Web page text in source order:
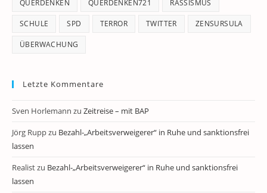
QUERDENKEN QUERDENKEN721 RASSISMUS
SCHULE SPD TERROR TWITTER ZENSURSULA
ÜBERWACHUNG
Letzte Kommentare
Sven Horlemann zu Zeitreise – mit BAP
Jörg Ruppzu Bezahl-„Arbeitsverweigerer“ in Ruhe und sanktionsfrei
lassen
Realistzu Bezahl-„Arbeitsverweigerer“ in Ruhe und sanktionsfrei
lassen